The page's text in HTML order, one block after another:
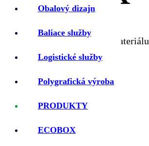
Obalový dizajn
Baliace služby
Logistické služby
Polygrafická výroba
PRODUKTY
ECOBOX
Vyrobený z recyklovaného materiálu
Recyklovateľný
Ekonomicky efektívny